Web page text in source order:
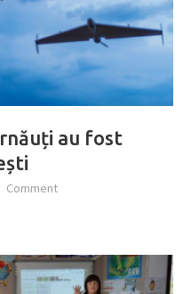
au fost
Comment